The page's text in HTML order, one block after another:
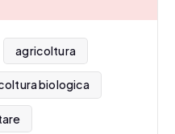
agricoltura
biologica